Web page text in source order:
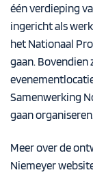
één verdieping
ingericht als
het Nationaal
gaan. Bovendien
Samenwerking
gaan
Meer over de
Niemeyer